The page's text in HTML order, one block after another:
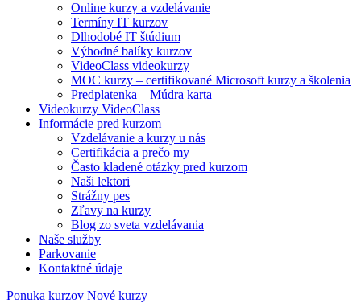
Online kurzy a vzdelávanie
Termíny IT kurzov
Dlhodobé IT štúdium
Výhodné balíky kurzov
VideoClass videokurzy
MOC kurzy – certifikované Microsoft kurzy a školenia
Predplatenka – Múdra karta
Videokurzy VideoClass
Informácie pred kurzom
Vzdelávanie a kurzy u nás
Certifikácia a prečo my
Často kladené otázky pred kurzom
Naši lektori
Strážny pes
Zľavy na kurzy
Blog zo sveta vzdelávania
Naše služby
Parkovanie
Kontaktné údaje
Ponuka kurzov Nové kurzy